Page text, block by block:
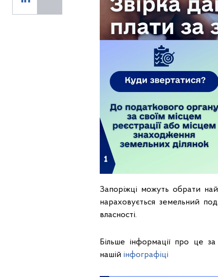
Запоріжці можуть обрати
нараховується земельний
власності.
Більше інформації про це
нашій інфографіці